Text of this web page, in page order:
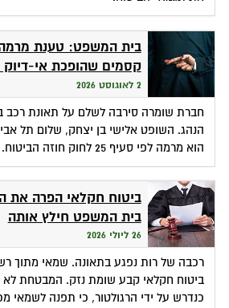
בית המשפט: טענת
קסמים שהופכת אי-
2 לאוגוסט 2026
חברת שומרה סירבה לשלם על תאונת רכב
הנהג. השופט אלישי בן יצחק, שלום תל
הוא מרמה לפי סעיף 25 לחוק חוזה הביטוח.
ביטוח חקלאי הפרה את
בית המשפט חילץ אותה
26 ליולי 2026
רכבה של רות נפגע בתאונה. שמאי מתוך
ביטוח חקלאי קבע שומת נזק. המבטחת לא
כנדרש על ידי הרגולטור, כי תפנה לשמאי